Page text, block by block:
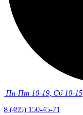
Пн-Пт 10-19, Сб 10-15
8 (495) 150-45-71